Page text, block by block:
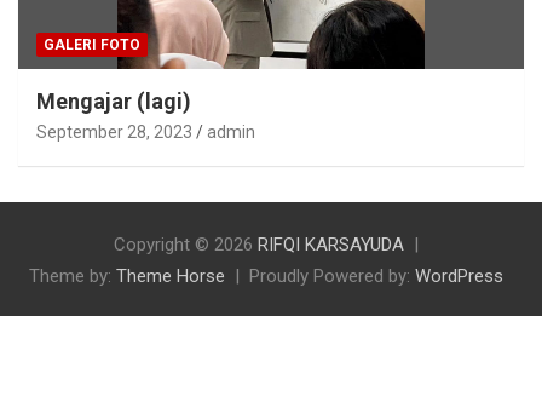
GALERI FOTO
Mengajar (lagi)
September 28, 2023 admin
Copyright © 2026 RIFQI KARSAYUDA
Theme by: Theme Horse Proudly Powered by: WordPress